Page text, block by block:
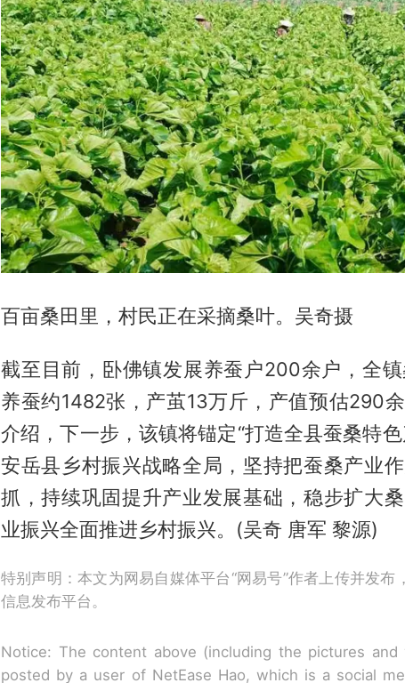
百亩桑田里，村民正在采摘桑叶。吴奇摄
截至目前，卧佛镇发展养蚕户200余户，全
养蚕约1482张，产茧13万斤，产值预估290
介绍，下一步，该镇将锚定“打造全县蚕桑特
安岳县乡村振兴战略全局，坚持把蚕桑产业
抓，持续巩固提升产业发展基础，稳步扩大
业振兴全面推进乡村振兴。(吴奇 唐军 黎源)
特别声明：本文为网易自媒体平台“网易号”作者上传并发
信息发布平台。
Notice: The content above (including the pictures
posted by a user of NetEase Hao, which is a social